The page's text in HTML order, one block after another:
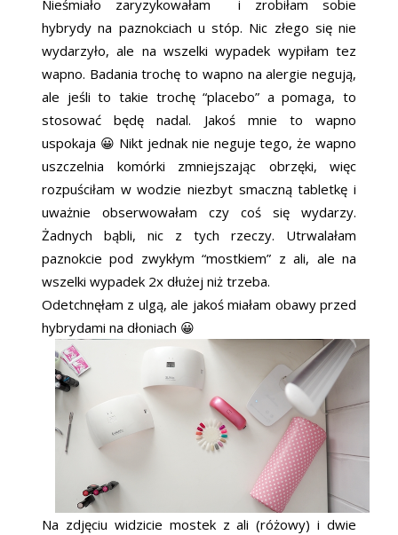
Nieśmiało zaryzykowałam i zrobiłam sobie
hybrydy na paznokciach u stóp. Nic złego się nie
wydarzyło, ale na wszelki wypadek wypiłam tez
wapno. Badania trochę to wapno na alergie negują,
ale jeśli to takie trochę “placebo” a pomaga, to
stosować będę nadal. Jakoś mnie to wapno
uspokaja 😀 Nikt jednak nie neguje tego, że wapno
uszczelnia komórki zmniejszając obrzęki, więc
rozpuściłam w wodzie niezbyt smaczną tabletkę i
uważnie obserwowałam czy coś się wydarzy.
Żadnych bąbli, nic z tych rzeczy. Utrwalałam
paznokcie pod zwykłym “mostkiem” z ali, ale na
wszelki wypadek 2x dłużej niż trzeba.
Odetchnęłam z ulgą, ale jakoś miałam obawy przed
hybrydami na dłoniach 😀
Na zdjęciu widzicie mostek z ali (różowy) i dwie